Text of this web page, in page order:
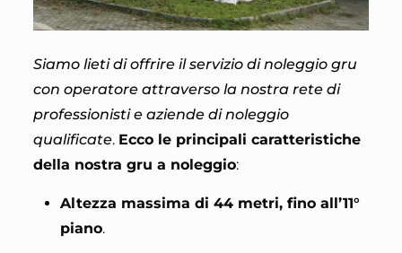
Siamo lieti di offrire il servizio di noleggio gru
con operatore attraverso la nostra rete di
professionisti e aziende di noleggio
qualificate. Ecco le principali caratteristiche
della nostra gru a noleggio:
Altezza massima di 44 metri, fino all’11°
piano.